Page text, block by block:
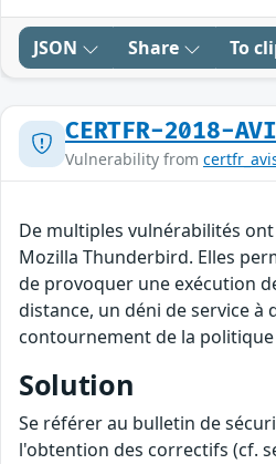
JSON Share To
CERTFR-2018-
Vulnerability from
De multiples vulnérabilités
Mozilla Thunderbird. Elles
de provoquer une exécution
distance, un déni de service à
contournement de la
Solution
Se référer au bulletin de
l'obtention des correctifs (cf.